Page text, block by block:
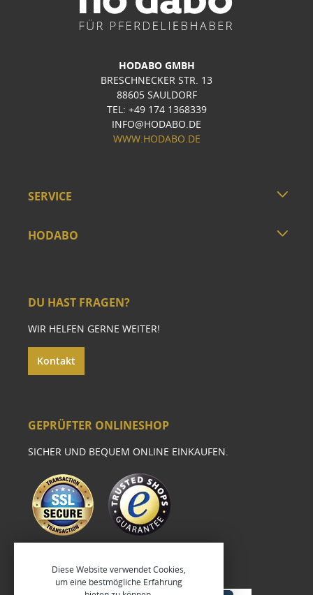
HODABO GMBH
BRESCHNECKER STR. 13
88605 SAULDORF
TEL: +49 174 1368339
INFO@HODABO.DE
WWW.HODABO.DE
SERVICE
HODABO
DU HAST FRAGEN?
WIR HELFEN GERNE WEITER!
Kontakt
GEPRÜFTER ONLINESHOP
SICHER UND BEQUEM ONLINE EINKAUFEN.
Diese Website verwendet Cookies,
um eine bestmögliche Erfahrung